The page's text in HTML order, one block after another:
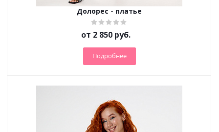
Долорес - платье
от 2 850 руб.
Подробнее